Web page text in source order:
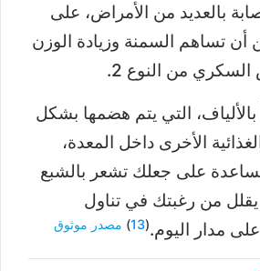
بالعديد من الأمراض، على
أن تساهم السمنة وزيادة الوزن
من النوع 2.
التي يتم هضمها بشكل
الأخرى داخل المعدة،
على جعلك تشعر بالشبع
من رغبتك في تناول
مدار اليوم.(
13
) مصدر موثوق